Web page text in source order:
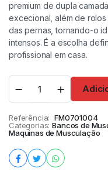
premium de dupla
excecional, além de
das pernas, tornando-o
intensos. É a escolha
profissional em casa.
Referência: FM0701004
Categorias: Bancos de
Maquinas de Musculação